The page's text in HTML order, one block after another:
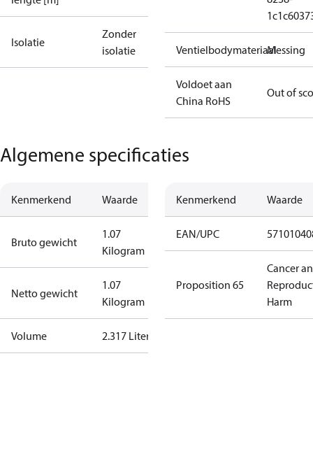
Isolatie
Zonder
isolatie
VentielbodymateriaalMessing
Voldoet aan
China RoHS
Out of
Algemene specificaties
Kenmerkend Waarde
Bruto gewicht
1.07
Kilogram
Netto gewicht
1.07
Kilogram
Volume 2.317 Liter
Kenmerkend Waarde
EAN/UPC
Proposition 65
Cancer
Harm